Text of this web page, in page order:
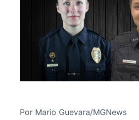
Por Mario Guevara/MGNews